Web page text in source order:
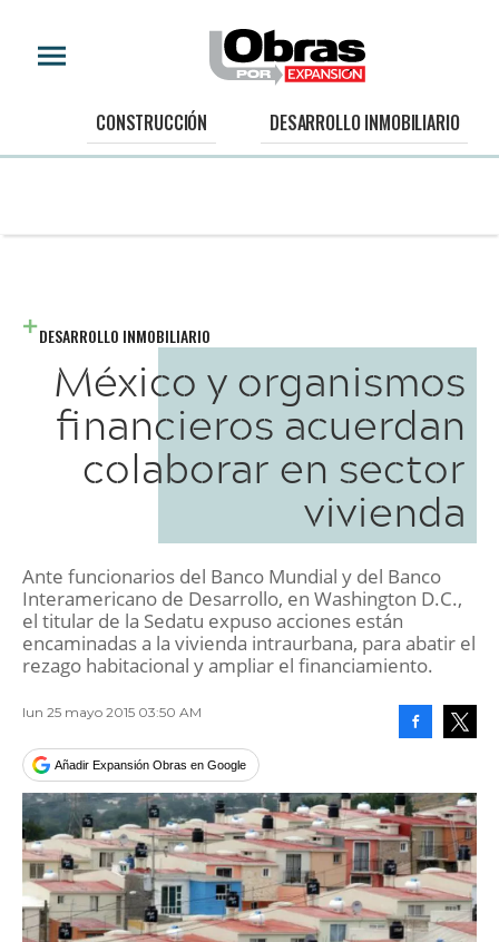
CONSTRUCCIÓN DESARROLLO INMOBILIARIO
DESARROLLO INMOBILIARIO
México y organismos
financieros acuerdan
colaborar en sector
vivienda
Ante funcionarios del Banco Mundial y del Banco
Interamericano de Desarrollo, en Washington D.C.,
el titular de la Sedatu expuso acciones están
encaminadas a la vivienda intraurbana, para abatir el
rezago habitacional y ampliar el financiamiento.
lun 25 mayo 2015 03:50 AM
Añadir Expansión Obras en Google